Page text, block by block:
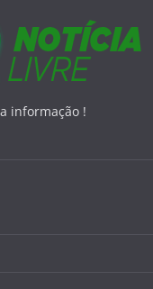
informação !